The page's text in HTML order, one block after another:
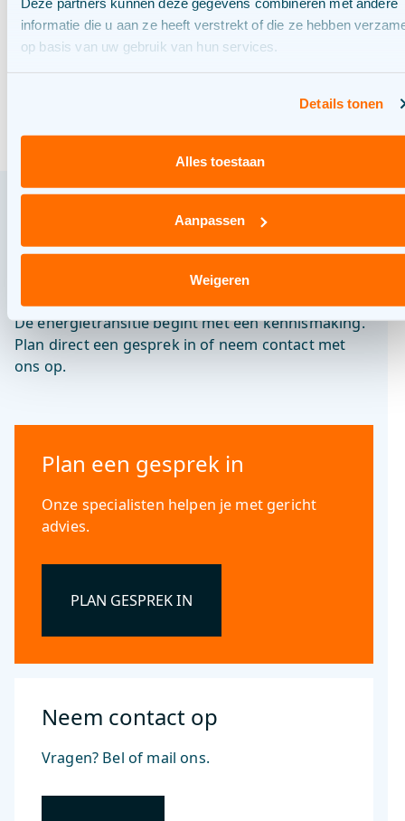
informatie die u aan ze heeft verstrekt of die ze hebben
op basis van uw gebruik van hun services.
Details tonen
Alles toestaan
Aanpassen
Weigeren
Een nieuwe route naar
laadpleinen
Samen de uitdaging
De energietransitie begint met een kennismaking.
Plan direct een gesprek in of neem contact met
ons op.
Plan een gesprek in
Onze specialisten helpen je met gericht
advies.
PLAN GESPREK IN
Neem contact op
Vragen? Bel of mail ons.